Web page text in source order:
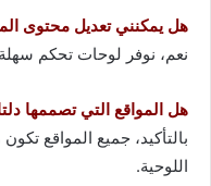
هل يمكنني تعديل محتوى
نعم، نوفر لوحات تحكم
هل المواقع التي تصممها
بالتأكيد، جميع المواقع
اللوحية.